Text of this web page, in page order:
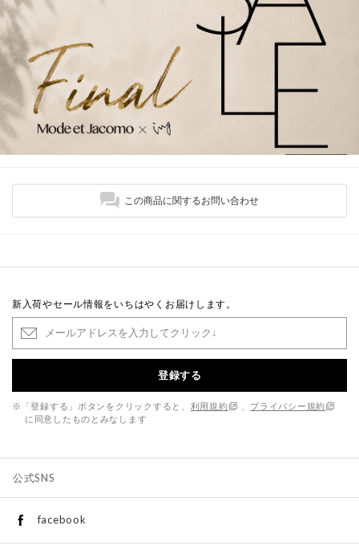
この商品に関するお問い合わせ
新入荷やセール情報をいちはやくお届けします。
登録する
※「登録する」ボタンをクリックすると、 利用規約
プライバシー規約
に同意したものとみなします
公式SNS
facebook